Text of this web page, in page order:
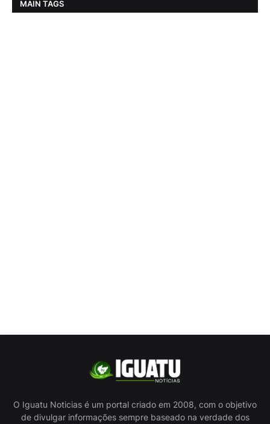
MAIN TAGS
O Iguatu Noticias é um portal criado em 2008, com o objetivo
de divulgar informações sempre baseado na verdade dos